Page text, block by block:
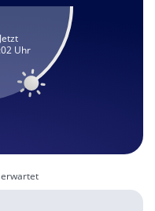
Jetzt
Uhr
erwartet